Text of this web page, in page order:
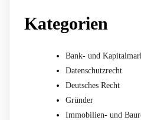
Kategorien
Bank- und
Datenschutzrecht
Deutsches Recht
Gründer
Immobilien- und